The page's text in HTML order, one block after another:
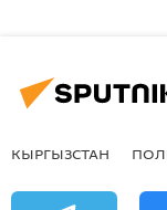
КЫРГЫЗСТАН